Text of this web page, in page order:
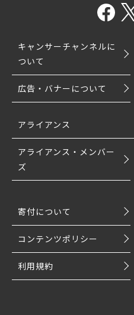
キャンサーチャンネルに
ついて
広告・バナーについて
アライアンス
アライアンス・メンバー
ズ
寄付について
コンテンツポリシー
利用規約